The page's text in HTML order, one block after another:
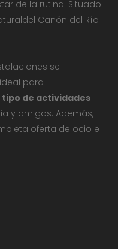
de la rutina. Situado
Cañón del Río
se
para
de actividades
y amigos. Además,
oferta de ocio e